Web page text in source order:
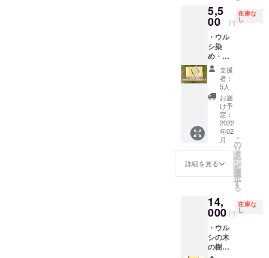
の記入
をお願
いしま
す。
また、
当日参
加はNG
だけど
「縄文
うるし
パー
ク」を
応援し
たい！
という
方もオ
プショ
ンから
「漆の
える
箸」を
選択す
ること
ができ
ます。
ルシ染
めの和
紙の糸
をつけ
てお届
けしま
す。 こ
のリ
ターン
品のご
支援金
のうち
400円は
「縄文
うるし
ク」の
活動資
かされ
ます。
「縄文
うるし
パー
ク」
は、ウ
刳り
も、
CNC切
削と手
仕上げ
で、て
まひま
をかけ
て丁寧
に作っ
ていま
すの
で、大
量生産
はでき
ん。無
塗装な
とで
コー
ヒーの
油がな
じみオ
レンジ
ブが特
徴の
ヒーメ
ジャー
スプー
ンで
す。持
ち手の
丸み
も、ス
プーン
部分の
刳り
も、
削と手
仕上げ
をかけ
て丁寧
に作っ
ていま
すの
で、大
た、ま
るい黄
色い癒
し系の
植木
鉢。鉢
カバー
として
も。
（鉢の
み。植
物は付
きませ
ん。）
黄色い
色を楽
しんで
ルシの
木をさ
ルシ染
めをし
て、水
寸：径
9.5 x 深
さ 7.5セ
ンチ
作り
手：奥
久慈漆
生産組
合 素
材 ：
ウルシ
ノキ
装 ：
蜜蝋仕
上げ ウ
ルシの
るい黄
色い癒
し系の
植木
鉢。鉢
カバー
5,5
00 円
在庫な
し
・ウル
シ染
め・絞
り染
め 手
ぬぐい
＆ハン
カチ
セット
（送料
み）
素
材
綿100％
サイ
ぬぐ
い：
35×90c
m、ハ
ンカ
チ：
支援
者：
5人
お届
け予
定：
2022
年02
月
詳細を見る
こ
の
リ
タ
ー
ン
を
選
択
す
る
14,
000 円
在庫な
し
・ウル
シの木
の樹皮